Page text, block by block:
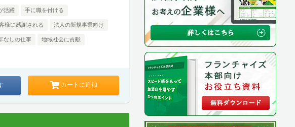
活躍 手に職を付ける
様に感謝される 法人の新規事業向け
なしの仕事 地域社会に貢献
カートに追加